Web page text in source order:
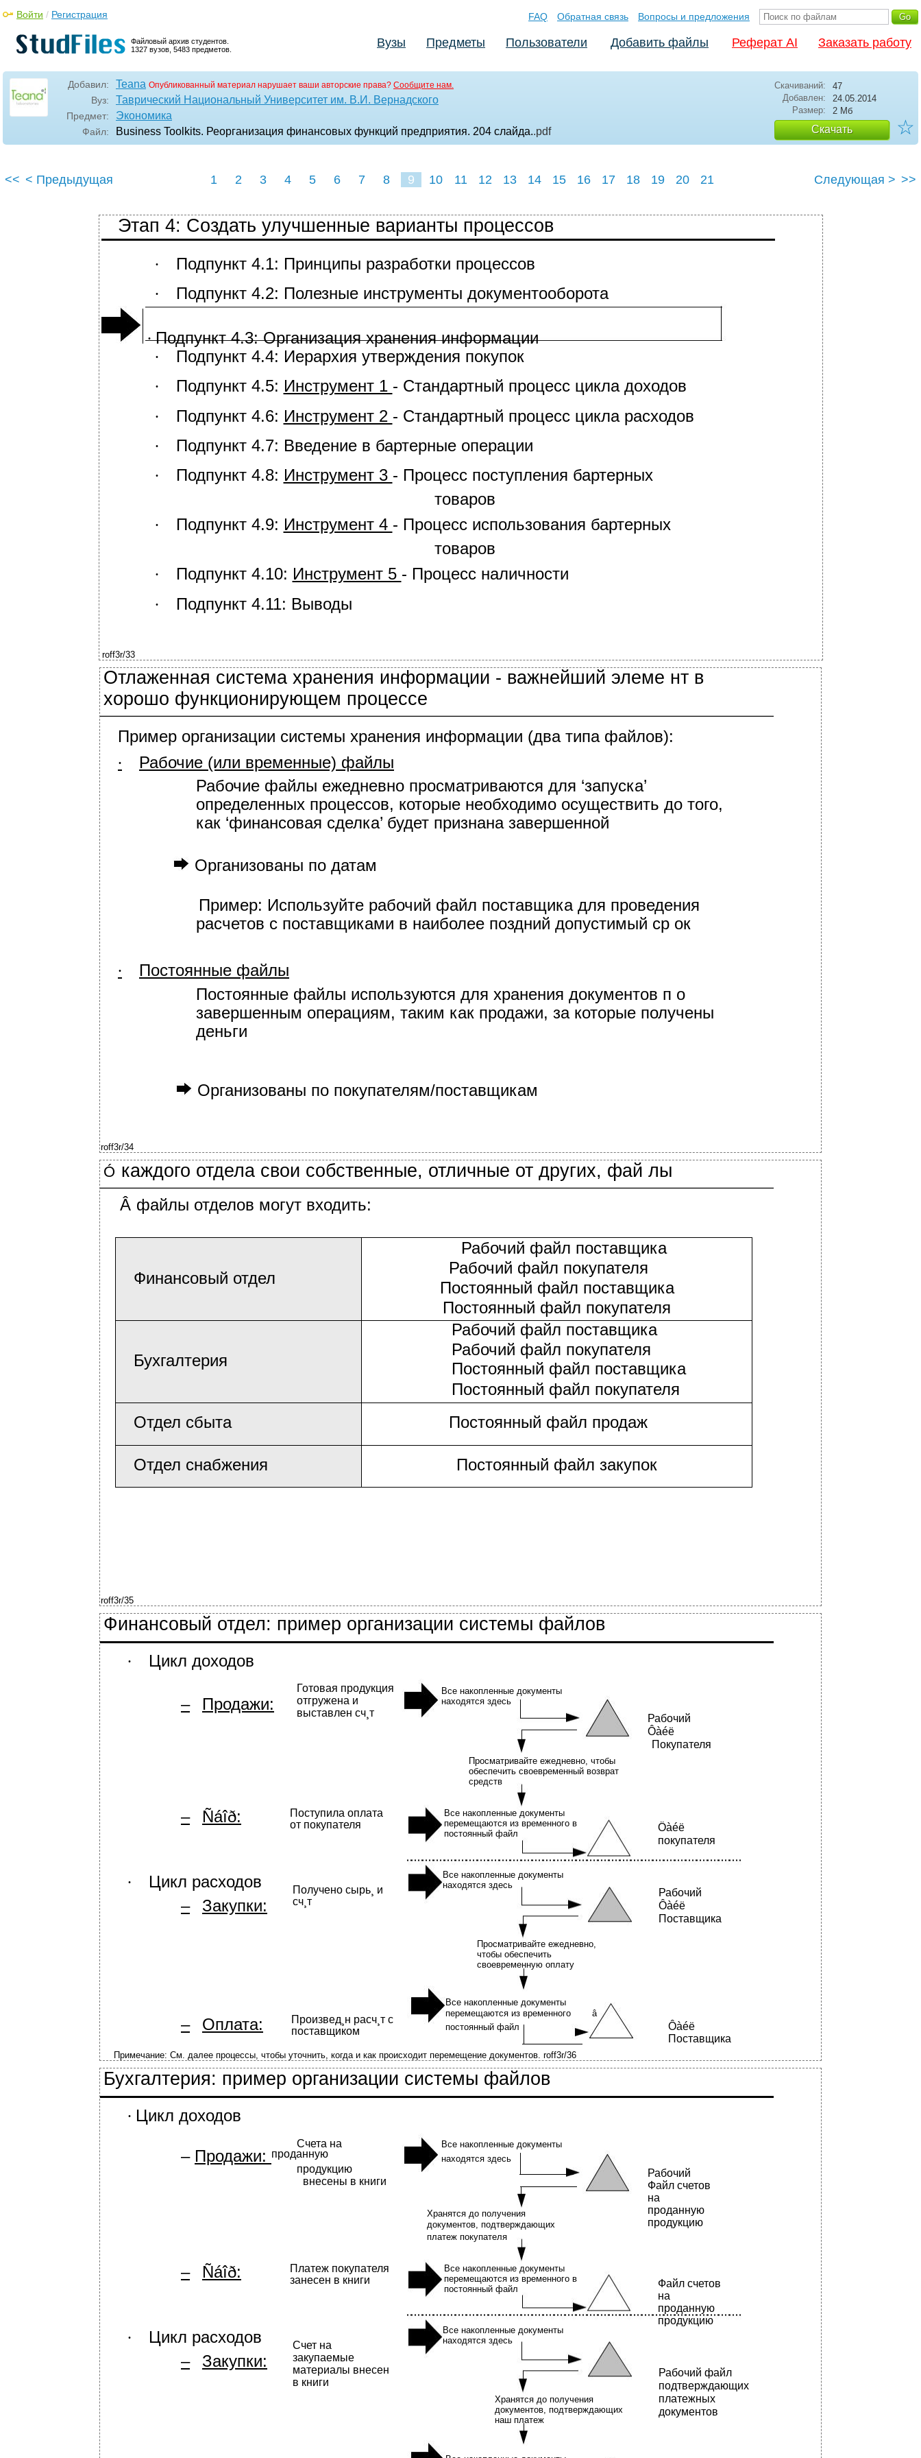
Файловый архив студентов.
1327 вузов, 5483 предметов.
Войти / Регистрация FAQ Обратная связь Вопросы и предложения
Вузы Предметы Пользователи Добавить файлы Реферат AI Заказать работу
Добавил: Teana Опубликованный материал нарушает ваши авторские права? Сообщите нам.
Вуз: Таврический Национальный Университет им. В.И. Вернадского
Предмет: Экономика
Файл: Business Toolkits. Реорганизация финансовых функций предприятия. 204 слайда..pdf
Скачиваний:
47
Добавлен:
24.05.2014
Размер:
2 Мб
Скачать ☆
<< < Предыдущая 1 2 3 4 5 6 7 8 9 10 11 12 13 14 15 16 17 18 19 20 21 Следующая > >>
Этап 4: Создать улучшенные варианты процессов
∙ Подпункт 4.1: Принципы разработки процессов
∙ Подпункт 4.2: Полезные инструменты документооборота
∙Подпункт 4.3: Организация хранения информации
∙ Подпункт 4.4: Иерархия утверждения покупок
∙ Подпункт 4.5: Инструмент 1 - Стандартный процесс цикла доходов
∙ Подпункт 4.6: Инструмент 2 - Стандартный процесс цикла расходов
∙ Подпункт 4.7: Введение в бартерные операции
∙ Подпункт 4.8: Инструмент 3 - Процесс поступления бартерных
товаров
∙ Подпункт 4.9: Инструмент 4 - Процесс использования бартерных
товаров
∙ Подпункт 4.10: Инструмент 5 - Процесс наличности
∙ Подпункт 4.11: Выводы
roff3r/33
Отлаженная система хранения информации - важнейший элеме нт в
хорошо функционирующем процессе
Пример организации системы хранения информации (два типа файлов):
∙
Рабочие (или временные) файлы
Рабочие файлы ежедневно просматриваются для ‘запуска’
определенных процессов, которые необходимо осуществить до того,
как ‘финансовая сделка’ будет признана завершенной
Организованы по датам
Пример: Используйте рабочий файл поставщика для проведения
расчетов с поставщиками в наиболее поздний допустимый ср ок
∙
Постоянные файлы
Постоянные файлы используются для хранения документов п о
завершенным операциям, таким как продажи, за которые получены
деньги
Организованы по покупателям/поставщикам
roff3r/34
Ó каждого отдела свои собственные, отличные от других, фай лы
Â файлы отделов могут входить:
Рабочий файл поставщика
Финансовый отдел
Рабочий файл покупателя
Постоянный файл поставщика
Постоянный файл покупателя
Рабочий файл поставщика
Бухгалтерия
Рабочий файл покупателя
Постоянный файл поставщика
Постоянный файл покупателя
Отдел сбыта
Постоянный файл продаж
Отдел снабжения Постоянный файл закупок
roff3r/35
Финансовый отдел: пример организации системы файлов
∙ Цикл доходов
– Продажи:
– Ñáîð:
∙
Цикл расходов
–
Закупки:
– Оплата:
Готовая продукция
отгружена и
выставлен сч¸т
Поступила оплата
от покупателя
Получено сырь¸ и
сч¸т
Произвед¸н расч¸т с
поставщиком
Все накопленные документы
находятся здесь
Рабочий
Ôàéë
Покупателя
Просматривайте ежедневно, чтобы
обеспечить своевременный возврат
средств
Все накопленные документы
перемещаются из временного в
постоянный файл
Все накопленные документы
находятся здесь
Ôàéë
покупателя
Рабочий
Ôàéë
Поставщика
Просматривайте ежедневно,
чтобы обеспечить
своевременную оплату
Все накопленные документы
перемещаются из временного
â
постоянный файл
Ôàéë
Поставщика
Примечание: См. далее процессы, чтобы уточнить, когда и как происходит перемещение документов. roff3r/36
Бухгалтерия: пример организации системы файлов
∙ Цикл доходов
Счета на Все накопленные документы
– Продажи: проданную находятся здесь
продукцию
внесены в книги
Хранятся до получения
документов, подтверждающих
платеж покупателя
– Ñáîð:
∙
Цикл расходов
–
Закупки:
Платеж покупателя
занесен в книги
Счет на
закупаемые
материалы внесен
в книги
Все накопленные документы
перемещаются из временного в
постоянный файл
Все накопленные документы
находятся здесь
Хранятся до получения
документов, подтверждающих
наш платеж
Рабочий
Файл счетов
на
проданную
продукцию
Файл счетов
на
проданную
продукцию
Рабочий файл
подтверждающих
платежных
документов